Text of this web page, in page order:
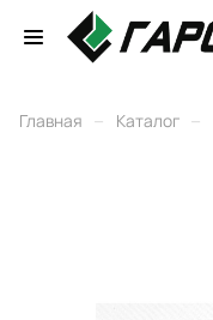
Главная – Каталог –